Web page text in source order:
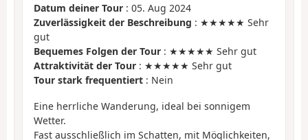
Datum deiner Tour : 05. Aug 2024
Zuverlässigkeit der Beschreibung : ★★★★★ Sehr
gut
Bequemes Folgen der Tour : ★★★★★ Sehr gut
Attraktivität der Tour : ★★★★★ Sehr gut
Tour stark frequentiert : Nein
Eine herrliche Wanderung, ideal bei sonnigem
Wetter.
Fast ausschließlich im Schatten, mit Möglichkeiten,